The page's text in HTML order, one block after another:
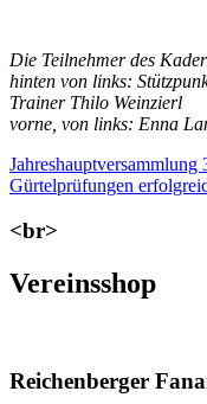
Die Teilnehmer des
hinten von links:
Trainer Thilo Weinzierl
vorne, von links: Enna
Vorheriger
Beitrag:
Jahreshauptversammlung
Nächster
Gürtelprüfungen
<br>
Vereinsshop
Reichenberger